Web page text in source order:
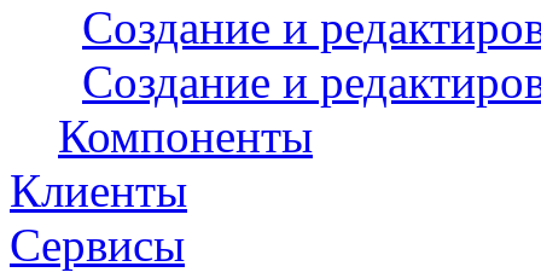
Создание и
Создание и
Компоненты
Клиенты
Сервисы